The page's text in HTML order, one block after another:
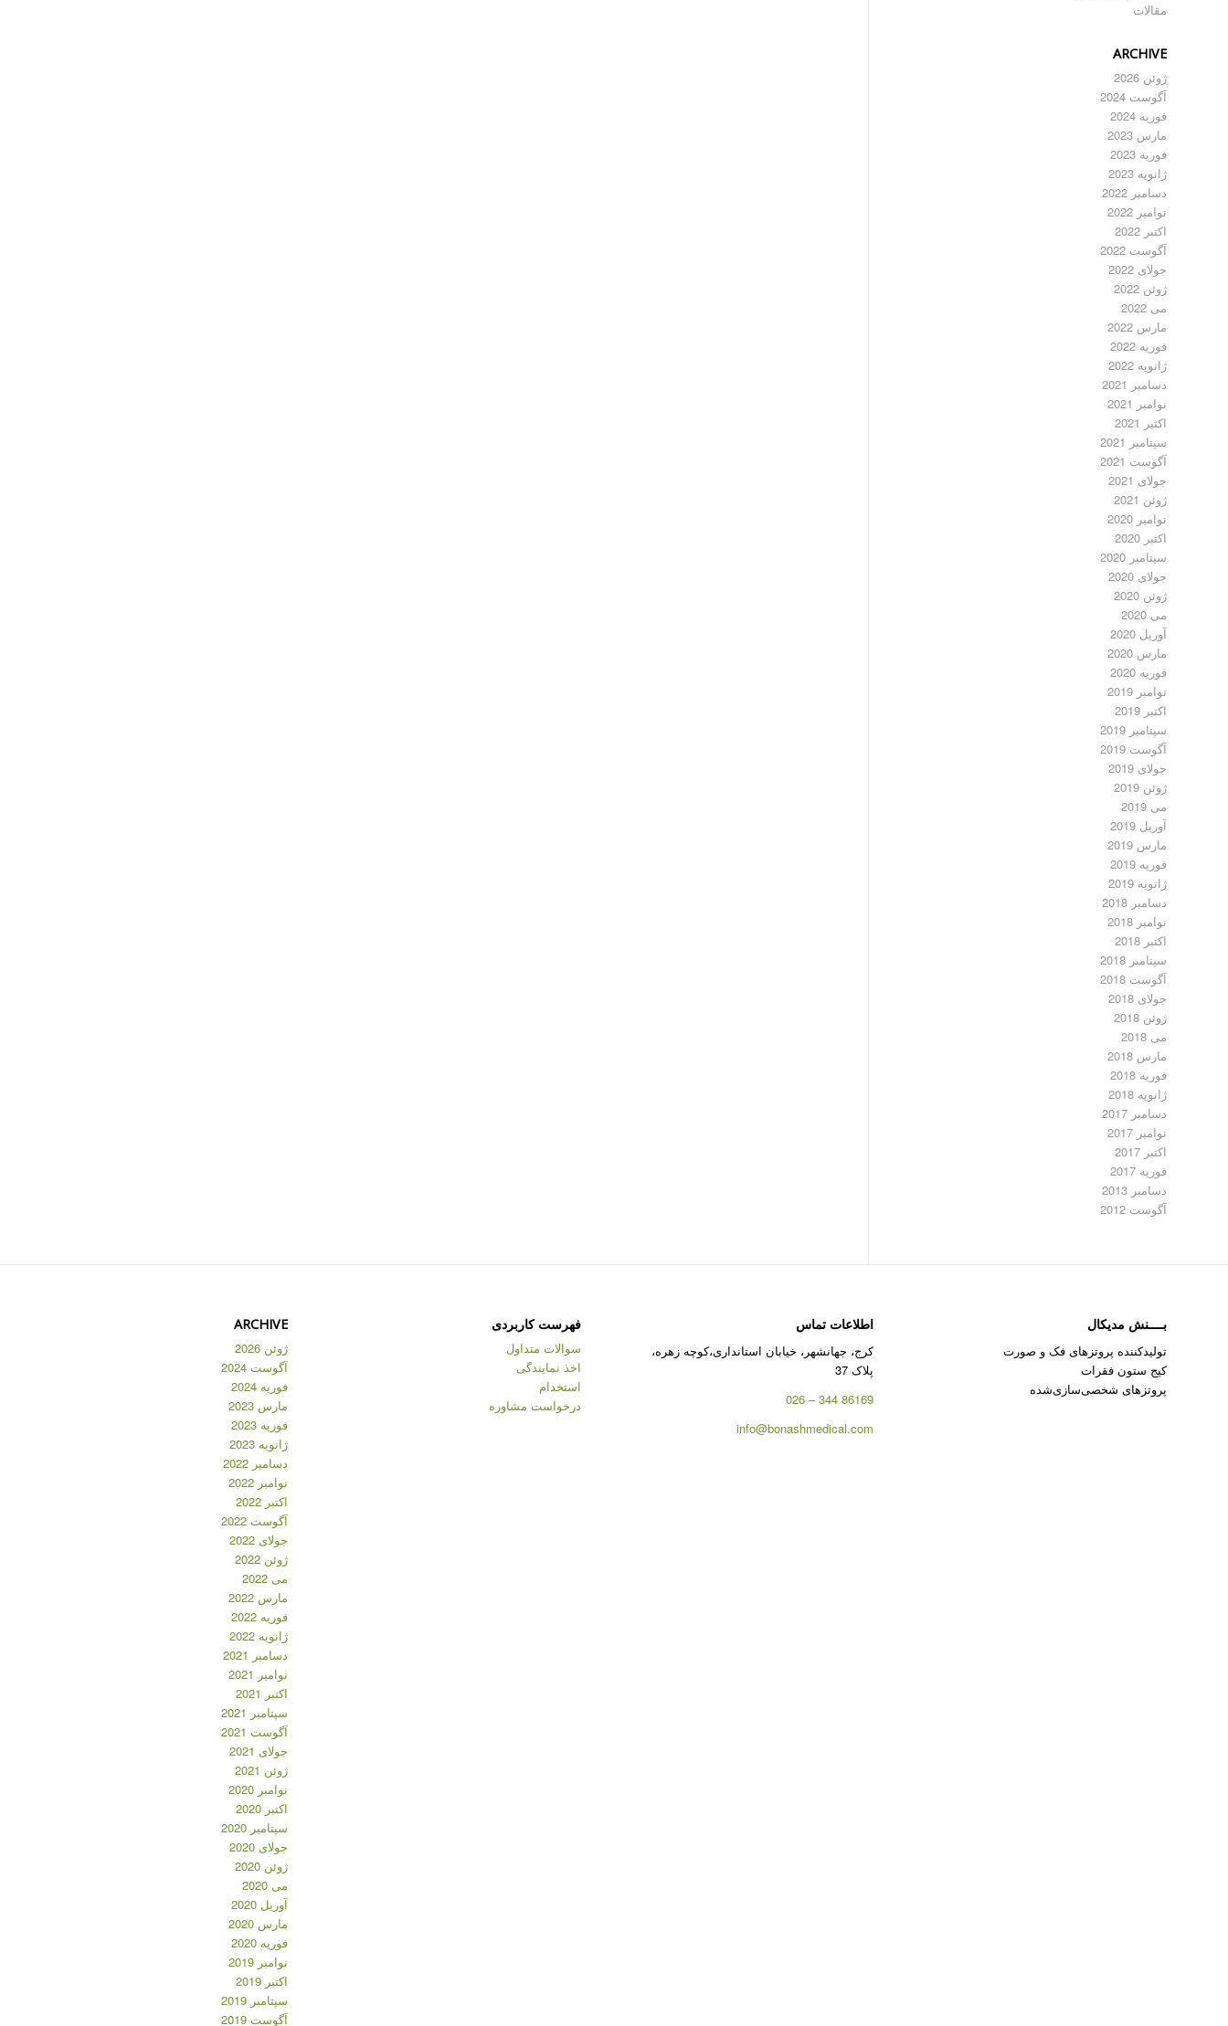
مقالات
ARCHIVE
ژوئن 2026
آگوست 2024
فوریه 2024
مارس 2023
فوریه 2023
ژانویه 2023
دسامبر 2022
نوامبر 2022
اکتبر 2022
آگوست 2022
جولای 2022
ژوئن 2022
می 2022
مارس 2022
فوریه 2022
ژانویه 2022
دسامبر 2021
نوامبر 2021
اکتبر 2021
سپتامبر 2021
آگوست 2021
جولای 2021
ژوئن 2021
نوامبر 2020
اکتبر 2020
سپتامبر 2020
جولای 2020
ژوئن 2020
می 2020
آوریل 2020
مارس 2020
فوریه 2020
نوامبر 2019
اکتبر 2019
سپتامبر 2019
آگوست 2019
جولای 2019
ژوئن 2019
می 2019
آوریل 2019
مارس 2019
فوریه 2019
ژانویه 2019
دسامبر 2018
نوامبر 2018
اکتبر 2018
سپتامبر 2018
آگوست 2018
جولای 2018
ژوئن 2018
می 2018
مارس 2018
فوریه 2018
ژانویه 2018
دسامبر 2017
نوامبر 2017
اکتبر 2017
فوریه 2017
دسامبر 2013
آگوست 2012
بــــنش مدیکال
تولیدکننده پروتزهای فک و صورت
کیج ستون فقرات
پروتزهای شخصی‌سازی‌شده
اطلاعات تماس
کرج، جهانشهر، خیابان استانداری،کوچه زهره،
پلاک 37
86169 344 – 026
info@bonashmedical.com
فهرست کاربردی
سوالات متداول
اخذ نمایندگی
استخدام
درخواست مشاوره
ARCHIVE
ژوئن 2026
آگوست 2024
فوریه 2024
مارس 2023
فوریه 2023
ژانویه 2023
دسامبر 2022
نوامبر 2022
اکتبر 2022
آگوست 2022
جولای 2022
ژوئن 2022
می 2022
مارس 2022
فوریه 2022
ژانویه 2022
دسامبر 2021
نوامبر 2021
اکتبر 2021
سپتامبر 2021
آگوست 2021
جولای 2021
ژوئن 2021
نوامبر 2020
اکتبر 2020
سپتامبر 2020
جولای 2020
ژوئن 2020
می 2020
آوریل 2020
مارس 2020
فوریه 2020
نوامبر 2019
اکتبر 2019
سپتامبر 2019
آگوست 2019